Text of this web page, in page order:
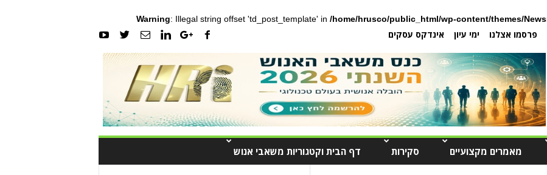
Warning: Illegal string offset 'td_post_template' in /home/hrusco/public_html/wp-content/themes/
פרסמו אצלנו ימי עיון אינדקס עסקים
מאמרים מקצועיים סקירות דף הבית וקטגוריות משאבי אנוש